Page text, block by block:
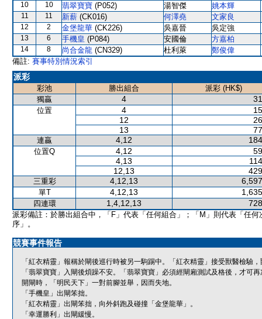
10 10 翡翠寶寶 (P052) 湯智傑 姚本輝
11 11 新薪 (CK016) 何澤堯 文家良
12 2 金堡龍華 (CK226) 吳嘉晉 吳定強
13 6 手機皇 (P084) 安國倫 方嘉柏
14 8 尚合金龍 (CN329) 杜利萊
鄭俊偉
備註: 賽事特別情況索引
派彩
彩池 勝出組合
派彩 (HK$)
獨贏
4
位置 4
12
13
連贏 4,12
位置Q 4,12
4,13
12,13
三重彩 4,12,13
單T 4,12,13
四連環 1,4,12,13
派彩備註：於勝出組合中，「F」代表「任何組合」；「M」則代表「任何
序」。
競賽事件報告
「紅衣精靈」報稱於閘後巡行時被另一駒踢中。「紅衣精靈」接受獸醫檢驗
「翡翠寶寶」入閘後煩躁不安。「翡翠寶寶」必須經閘廂測試及格後，才可
開閘時，「明民天下」一對前腳並舉，因而失地。
「手機皇」出閘笨拙。
「紅衣精靈」出閘笨拙，向外斜跑及碰撞「金堡龍華」。
「幸運勝利」出閘緩慢。